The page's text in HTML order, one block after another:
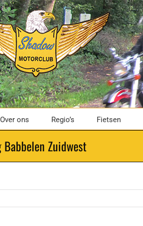
Over ons Regio’s Fietsen
Babbelen Zuidwest